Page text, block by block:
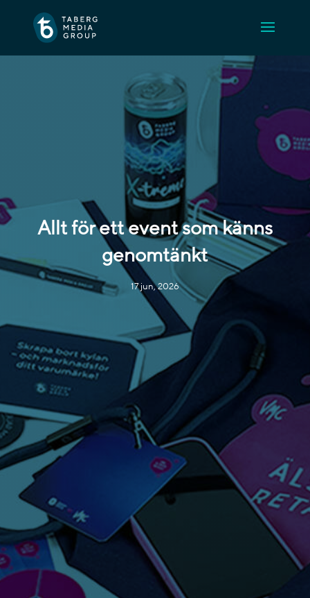
Allt för ett event som känns
genomtänkt
17 jun, 2026